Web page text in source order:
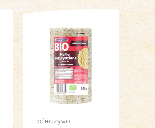
pieczywo